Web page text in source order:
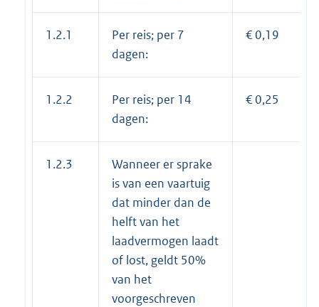
1.2.1
Per reis; per 7
dagen:
€ 0,19
1.2.2
Per reis; per 14
dagen:
€ 0,25
1.2.3
Wanneer er sprake
is van een vaartuig
dat minder dan de
helft van het
laadvermogen laadt
of lost, geldt 50%
van het
voorgeschreven